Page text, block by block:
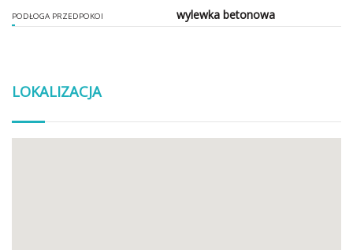
PODŁOGA PRZEDPOKOI wylewka betonowa
LOKALIZACJA